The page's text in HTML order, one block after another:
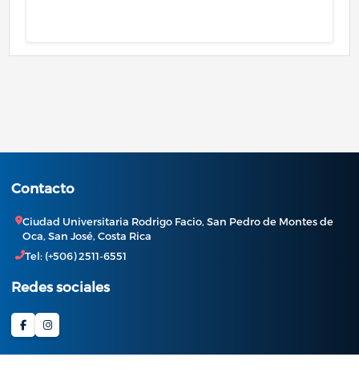
Contacto
Ciudad Universitaria Rodrigo Facio, San Pedro de Montes de
Oca, San José, Costa Rica
Tel: (+506) 2511-6551
Redes sociales